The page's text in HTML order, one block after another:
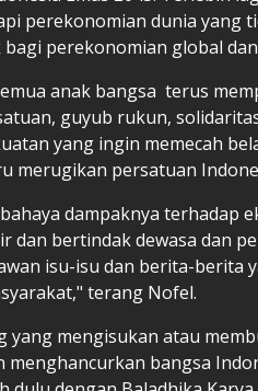
perekonomian dunia yang
bagi perekonomian global
anak bangsa terus
guyub rukun,
yang ingin memecah
merugikan persatuan
dampaknya terhadap
dan bertindak dewasa dan
isu-isu dan berita-berita
terang Nofel.
yang mengisukan atau
menghancurkan bangsa